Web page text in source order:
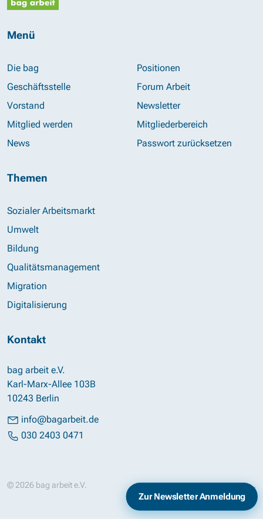
Menü
Die bag
Geschäftsstelle
Vorstand
Mitglied werden
News
Positionen
Forum Arbeit
Newsletter
Mitgliederbereich
Passwort zurücksetzen
Themen
Sozialer Arbeitsmarkt
Umwelt
Bildung
Qualitätsmanagement
Migration
Digitalisierung
Kontakt
bag arbeit e.V.
Karl-Marx-Allee 103B
10243 Berlin
info@bagarbeit.de
030 2403 0471
© 2026 bag arbeit e.V. Datenschutz
Zur Newsletter Anmeldung